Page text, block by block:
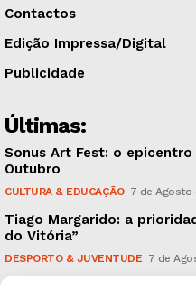
Contactos
Edição Impressa/Digital
Publicidade
Últimas:
Sonus Art Fest: o
Outubro
CULTURA & EDUCAÇÃO 7 de Agosto
Tiago Margarido: a
do Vitória”
DESPORTO & JUVENTUDE 7 de